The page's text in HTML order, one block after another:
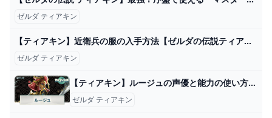
ゼルダ ティアキン
【ティアキン】近衛兵の服の入手方法【ゼルダの伝説ティアーズオブザキングダム】 - YouTube
ゼルダ ティアキン
【ティアキン】ルージュの声優と能力の使い方【ゼルダの伝説ティアーズオブザキングダム】 - 神ゲー攻略
ゼルダ ティアキン